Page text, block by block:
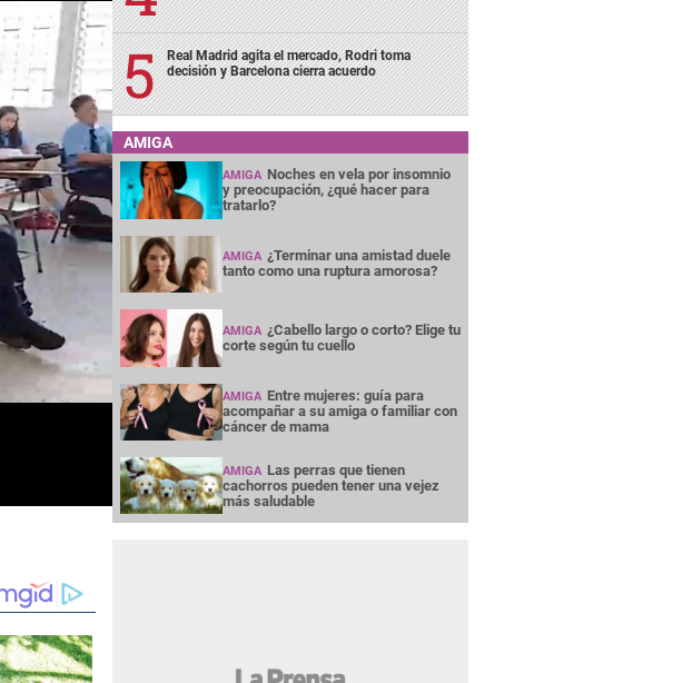
Real Madrid agita el mercado, Rodri toma
decisión y Barcelona cierra acuerdo
AMIGA
AMIGA Noches en vela por insomnio
y preocupación, ¿qué hacer para
tratarlo?
AMIGA ¿Terminar una amistad duele
tanto como una ruptura amorosa?
AMIGA ¿Cabello largo o corto? Elige tu
corte según tu cuello
AMIGA Entre mujeres: guía para
acompañar a su amiga o familiar con
cáncer de mama
AMIGA Las perras que tienen
cachorros pueden tener una vejez
más saludable